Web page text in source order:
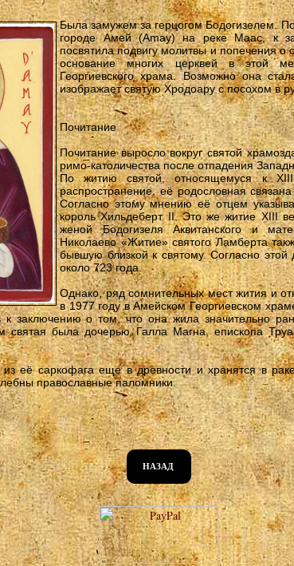
Была замужем за герцогом Бодогизелем.
городе Амей (Amay) на реке Маас, к
посвятила подвигу молитвы и попечения
основание многих церквей в этой
Георгиевского храма. Возможно она
изображает святую Хродоару с посохом в
Почитание
Почитание выросло вокруг святой
римо-католичества после отпадения
По житию святой, относящемуся к
распространение, её родословная
Согласно этому мнению её отцем
король Хильдеберт II. Это же житие XIII
женой Бодогизеля Аквитанского и
Николаево «Житие» святого Ламберта
бывшую близкой к святому. Согласно этой
около 723 года.
Однако, ряд сомнительных мест жития и
в 1977 году в Амейском Георгиевском
к заключению о том, что она жила значительно
святая была дочерью Галла Магна, епископа
её саркофага еще в древности и хранятся в
православные паломники.
НАЗАД